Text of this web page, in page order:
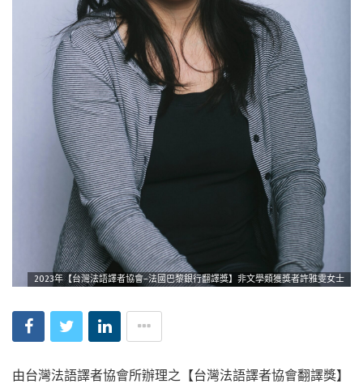
2023年【台灣法語譯者協會–法國巴黎銀行翻譯獎】非文學類獲獎者許雅雯女士
由台灣法語譯者協會所辦理之【台灣法語譯者協會翻譯獎】